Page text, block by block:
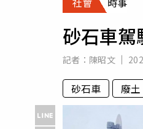
砂石車
記者： 陳昭文
砂石車 廢土